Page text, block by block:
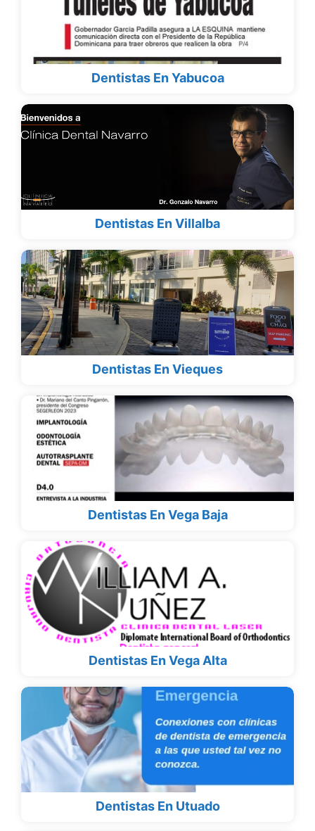
Dentistas En Yabucoa
Dentistas En Villalba
Dentistas En Vieques
Dentistas En Vega Baja
Dentistas En Vega Alta
Dentistas En Utuado